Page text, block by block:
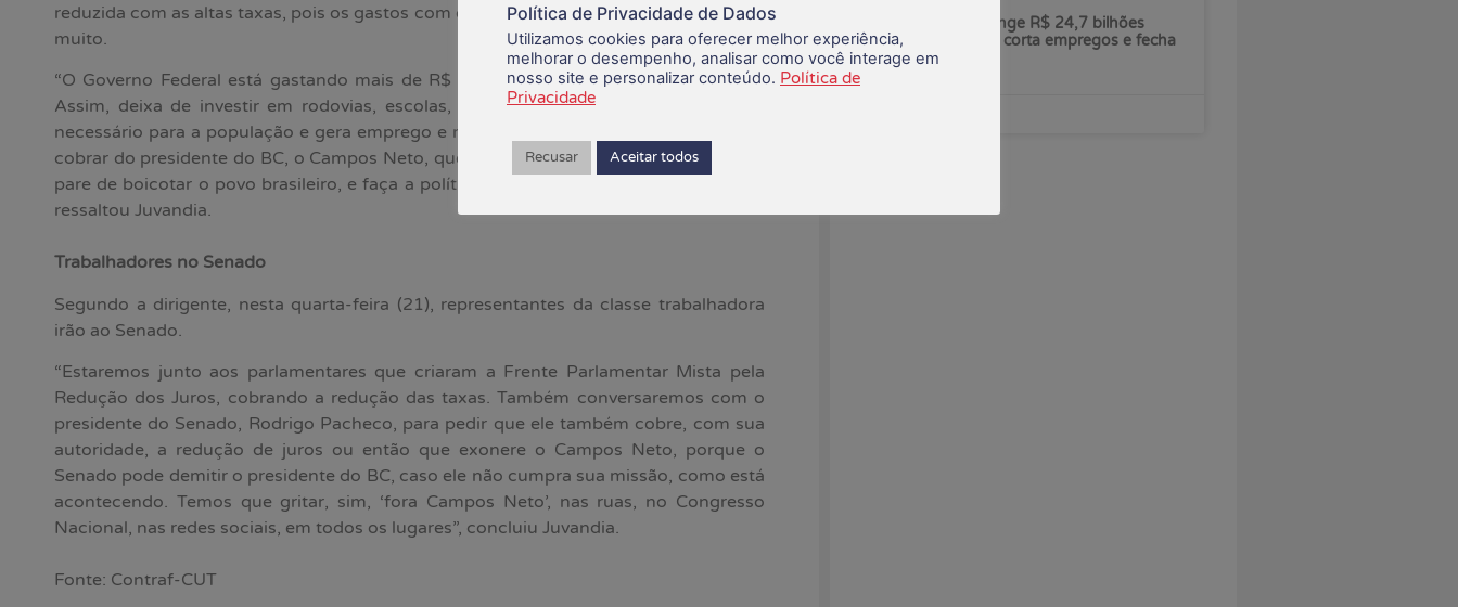
reduzida com as altas taxas, pois os gastos com os serviços da dívida pública crescem
muito.
“O Governo Federal está gastando mais de R$ 600 milhões por ano, só com juros.
Assim, deixa de investir em rodovias, escolas, saúde e educação, ou seja, onde é
necessário para a população e gera emprego e renda. Por isso, nós todos temos que
cobrar do presidente do BC, o Campos Neto, que foi colocado lá pelo Bolsonaro, que
pare de boicotar o povo brasileiro, e faça a política de geração de emprego e renda”,
ressaltou Juvandia.
Trabalhadores no Senado
Segundo a dirigente, nesta quarta-feira (21), representantes da classe trabalhadora
irão ao Senado.
“Estaremos junto aos parlamentares que criaram a Frente Parlamentar Mista pela
Redução dos Juros, cobrando a redução das taxas. Também conversaremos com o
presidente do Senado, Rodrigo Pacheco, para pedir que ele também cobre, com sua
autoridade, a redução de juros ou então que exonere o Campos Neto, porque o
Senado pode demitir o presidente do BC, caso ele não cumpra sua missão, como está
acontecendo. Temos que gritar, sim, ‘fora Campos Neto’, nas ruas, no Congresso
Nacional, nas redes sociais, em todos os lugares”, concluiu Juvandia.
Fonte: Contraf-CUT
Lucro do Itaú atinge R$ 24,7 bilhões
enquanto banco corta empregos e fecha
agências
Política de Privacidade de Dados
Utilizamos cookies para oferecer melhor experiência,
melhorar o desempenho, analisar como você interage em
nosso site e personalizar conteúdo. Política de
Privacidade
Recusar Aceitar todos